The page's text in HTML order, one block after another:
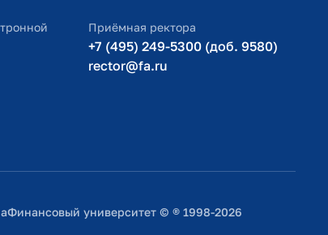
Приёмная ректора
+7 (495) 249-5300 (доб. 9580)
rector@fa.ru
Финансовый университет © ® 1998-2026